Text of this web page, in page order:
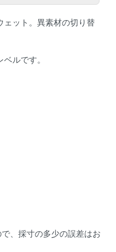
ェット。異素材の切り替
ルです。
、採寸の多少の誤差はお